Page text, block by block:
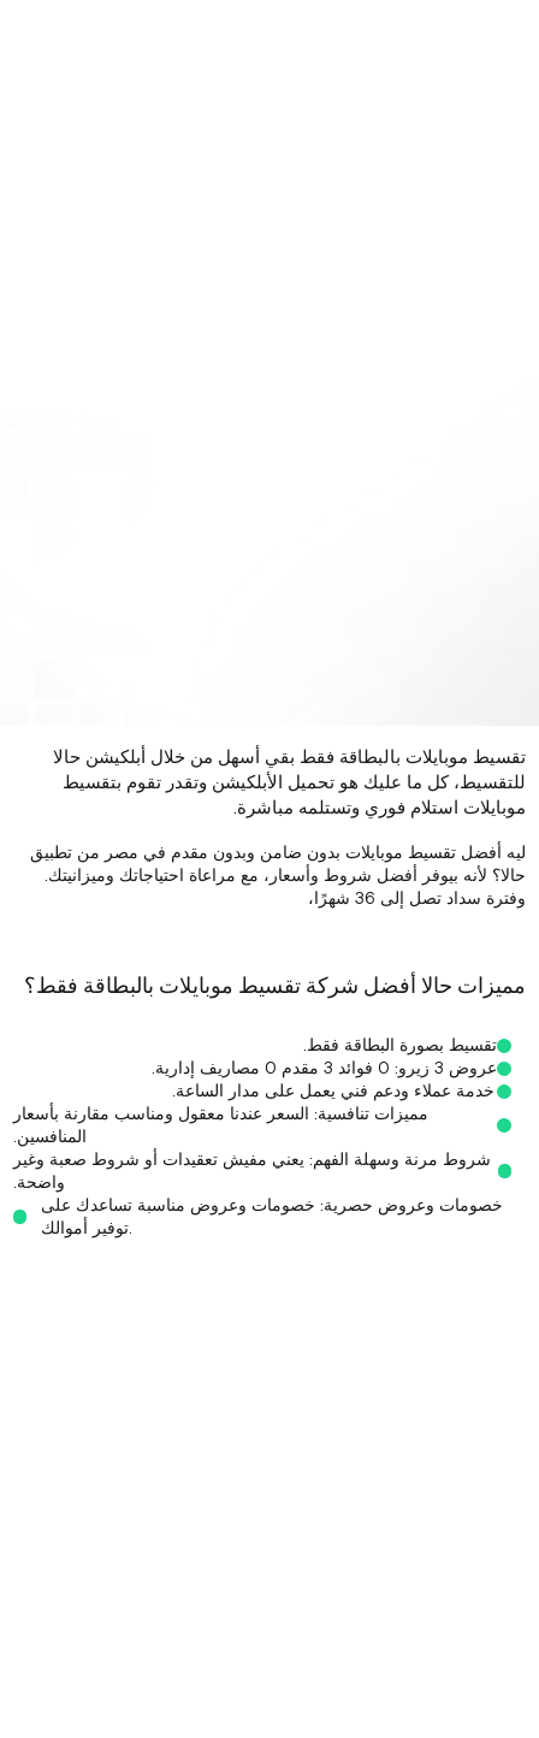
تقسيط موبايلات بالبطاقة فقط بقي أسهل من خلال أبلكيشن حالا
للتقسيط، كل ما عليك هو تحميل الأبلكيشن وتقدر تقوم بتقسيط
موبايلات استلام فوري وتستلمه مباشرة.
ليه أفضل تقسيط موبايلات بدون ضامن وبدون مقدم في مصر من تطبيق
حالا؟ لأنه بيوفر أفضل شروط وأسعار، مع مراعاة احتياجاتك وميزانيتك.
وفترة سداد تصل إلى 36 شهرًا،
مميزات حالا أفضل شركة تقسيط موبايلات بالبطاقة فقط؟
تقسيط بصورة البطاقة فقط.
عروض 3 زيرو: 0 فوائد 3 مقدم 0 مصاريف إدارية.
خدمة عملاء ودعم فني يعمل على مدار الساعة.
مميزات تنافسية: السعر عندنا معقول ومناسب مقارنة بأسعار
المنافسين.
شروط مرنة وسهلة الفهم: يعني مفيش تعقيدات أو شروط صعبة وغير
واضحة.
خصومات وعروض حصرية: خصومات وعروض مناسبة تساعدك على
توفير أموالك.